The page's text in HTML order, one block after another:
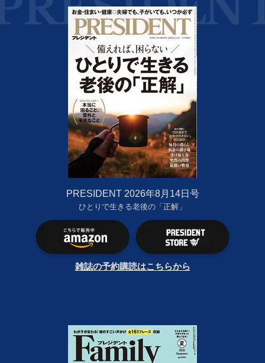
PRESIDENT 2026年8月14日号
ひとりで生きる老後の「正解」
雑誌の予約購読はこちらから